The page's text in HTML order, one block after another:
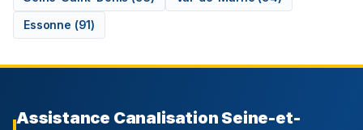
Essonne (91)
Assistance Canalisation Seine-et-